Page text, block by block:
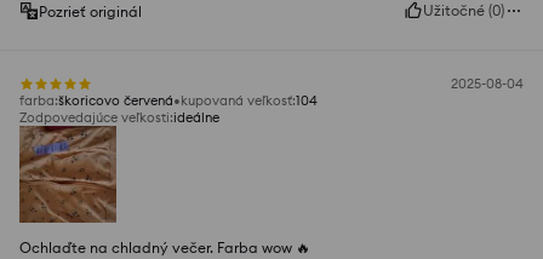
Pozrieť originál
Užitočné (0)
2025-08-04
farba:škoricovo červená kupovaná veľkosť:104
Zodpovedajúce veľkosti:ideálne
Ochlaďte na chladný večer. Farba wow 🔥